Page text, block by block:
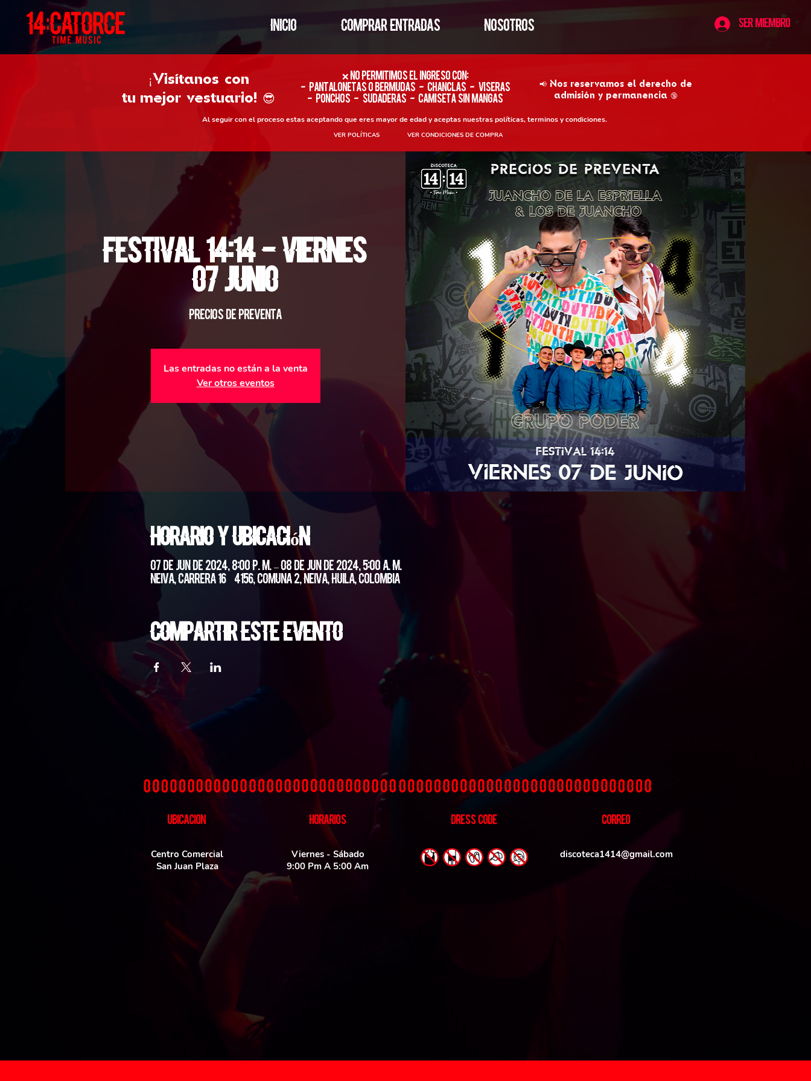
Ser Miembro
INICIO COMPRAR ENTRADAS NOSOTROS
¡Visítanos con
tu mejor vestuario! 😎
​❌ No permitimos el ingreso con:
- Pantalonetas o Bermudas - Chanclas - Viseras
- Ponchos - Sudaderas - Camiseta sin Mangas
📢 Nos reservamos el derecho de
admisión y permanencia 🔞
Al seguir con el proceso estas aceptando que eres mayor de edad y aceptas nuestras políticas, terminos y condiciones.
VER POLÍTICAS VER CONDICIONES DE COMPRA
Festival 14:14 - Viernes
07 Junio
Precios de Preventa
Las entradas no están a la venta
Ver otros eventos
Horario y ubicación
07 de jun de 2024, 8:00 p. m. – 08 de jun de 2024, 5:00 a. m.
Neiva, Carrera 16 #4156, Comuna 2, Neiva, Huila, Colombia
Compartir este evento
UBICACIoN HORARIOS DRESS CODE CORREO
Centro Comercial
San Juan Plaza
Viernes - Sábado
9:00 Pm A 5:00 Am
discoteca1414@gmail.com